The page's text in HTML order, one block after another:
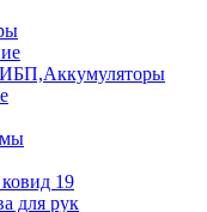
19
для рук